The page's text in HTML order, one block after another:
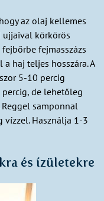
az olaj kellemes
ujjaival körkörös
fejmasszázs
haj teljes hosszára. A
5-10 percig
de lehetőleg
samponnal
vízzel. Használja 1-3
és ízületekre